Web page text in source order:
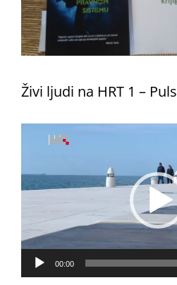
Živi ljudi na HRT 1 – Puls
Reproduktor
videozapisa
00:00